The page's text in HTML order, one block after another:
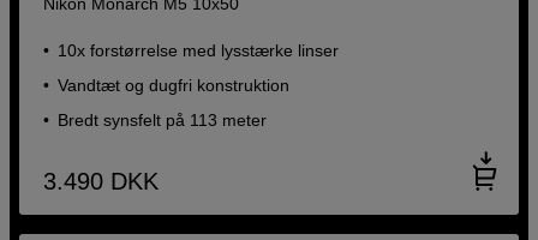
10x forstørrelse med lysstærke linser
Vandtæt og dugfri konstruktion
Bredt synsfelt på 113 meter
3.490 DKK